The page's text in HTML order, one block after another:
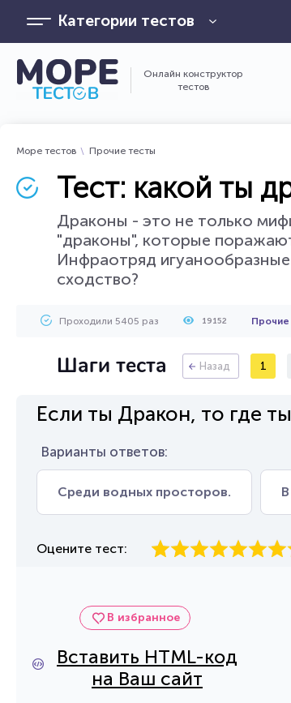
Категории тестов
Онлайн конструктор
тестов
Море тестов Прочие тесты
Тест: какой ты
Драконы - это не только
"драконы", которые
Инфраотряд
сходство?
Проходили 5405 раз 19152
Шаги теста Назад 1
Если ты Дракон, то где
Варианты ответов:
Среди водных просторов.
Оцените тест:
В избранное
Вставить HTML-код
на Ваш сайт